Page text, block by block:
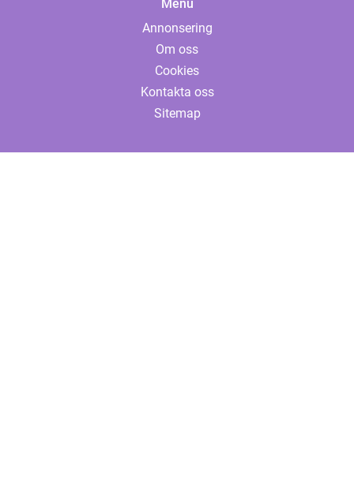
Menu
Annonsering
Om oss
Cookies
Kontakta oss
Sitemap